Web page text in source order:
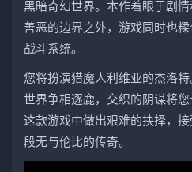
黑暗奇幻世界。本作着眼于剧
善恶的边界之外，游戏同时也
战斗系统。
您将扮演猎魔人利维亚的杰洛
世界争相逐鹿，交织的阴谋将
这款游戏中做出艰难的抉择，
段无与伦比的传奇。